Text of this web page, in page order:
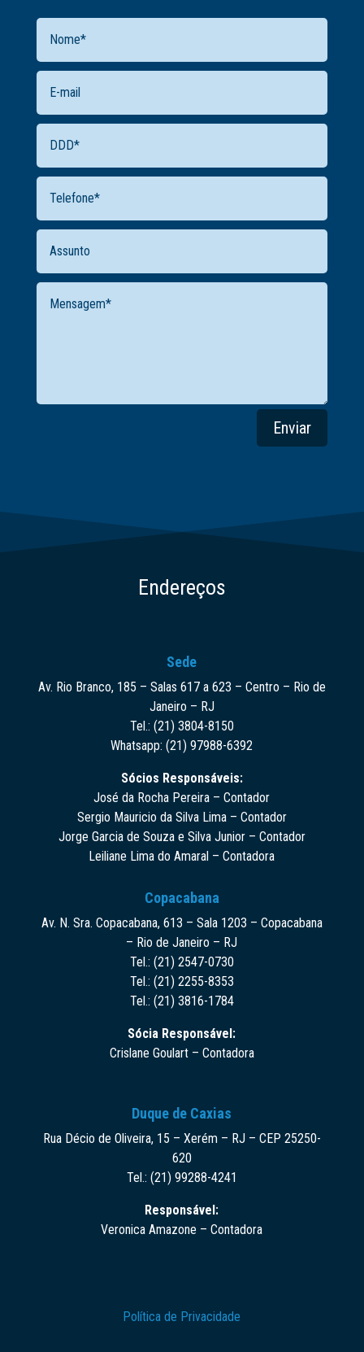
Enviar
Endereços
Sede
Av. Rio Branco, 185 – Salas 617 a 623 – Centro – Rio de
Janeiro – RJ
Tel.: (21) 3804-8150
Whatsapp: (21) 97988-6392
Sócios Responsáveis:
José da Rocha Pereira – Contador
Sergio Mauricio da Silva Lima – Contador
Jorge Garcia de Souza e Silva Junior – Contador
Leiliane Lima do Amaral – Contadora
Copacabana
Av. N. Sra. Copacabana, 613 – Sala 1203 – Copacabana
– Rio de Janeiro – RJ
Tel.: (21) 2547-0730
Tel.: (21) 2255-8353
Tel.: (21) 3816-1784
Sócia Responsável:
Crislane Goulart – Contadora
Duque de Caxias
Rua Décio de Oliveira, 15 – Xerém – RJ – CEP 25250-
620
Tel.: (21) 99288-4241
Responsável:
Veronica Amazone – Contadora
Política de Privacidade